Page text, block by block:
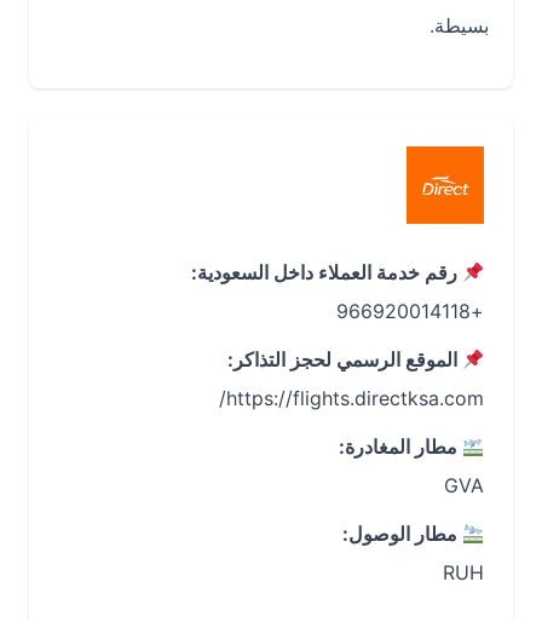
بسيطة.
رقم خدمة العملاء داخل السعودية:
الموقع الرسمي لحجز التذاكر:
https://flights.directksa.com/
مطار المغادرة:
مطار الوصول: